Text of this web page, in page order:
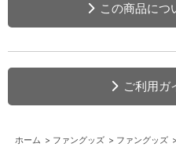
この商品につ
ご利用ガ
ホーム > ファングッズ > ファングッズ >